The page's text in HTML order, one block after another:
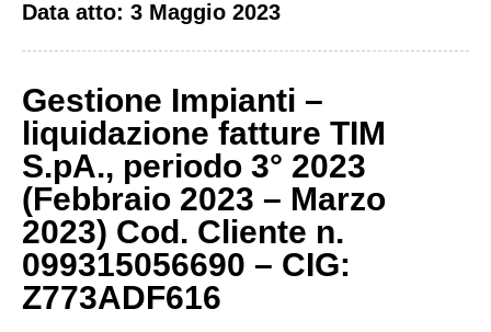
Data atto: 3 Maggio 2023
Gestione Impianti –
liquidazione fatture TIM
S.pA., periodo 3° 2023
(Febbraio 2023 – Marzo
2023) Cod. Cliente n.
099315056690 – CIG:
Z773ADF616